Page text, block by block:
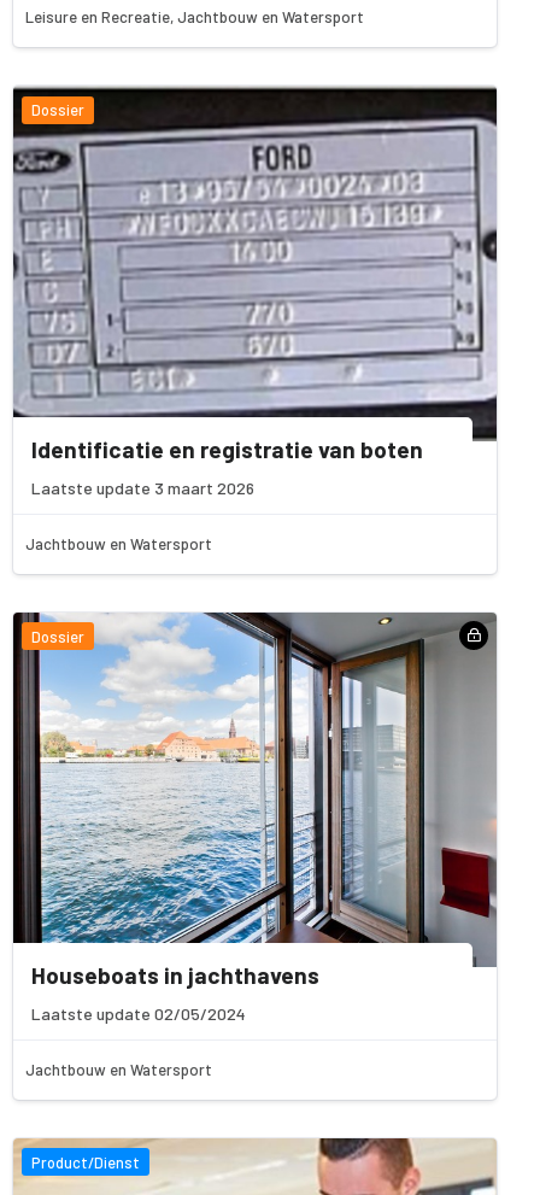
Leisure en Recreatie, Jachtbouw en Watersport
Dossier
Identificatie en registratie van boten
Laatste update 3 maart 2026
Jachtbouw en Watersport
Dossier
Houseboats in jachthavens
Laatste update 02/05/2024
Jachtbouw en Watersport
Product/Dienst